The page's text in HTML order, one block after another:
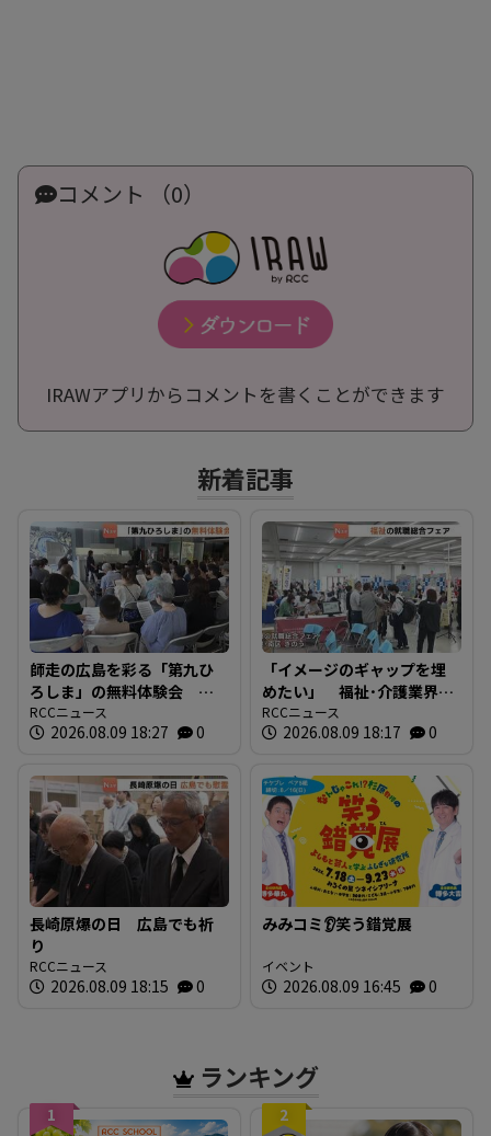
コメント （0）
IRAWアプリからコメントを書くことができます
新着記事
師走の広島を彩る「第九ひ
ろしま」の無料体験会 指
揮者に沼尻竜典さん迎え
今年は12月20日に開催
RCCニュース
2026.08.09 18:27 0
「イメージのギャップを埋
めたい」 福祉･介護業界と
求職者つなぐ 福祉の就職
総合フェア 広島
RCCニュース
2026.08.09 18:17 0
長崎原爆の日 広島でも祈
り
RCCニュース
2026.08.09 18:15 0
みみコミ👂笑う錯覚展
イベント
2026.08.09 16:45 0
ランキング
1 2